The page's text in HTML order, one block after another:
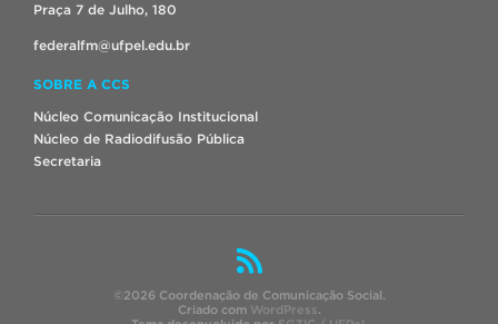
Praça 7 de Julho, 180
federalfm@ufpel.edu.br
SOBRE A CCS
Núcleo Comunicação Institucional
Núcleo de Radiodifusão Pública
Secretaria
©2026 Coordenação de Comunicação Social.
Criado com WordPress.